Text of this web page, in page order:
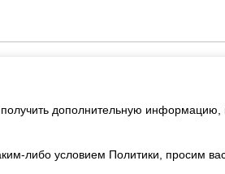
дополнительную
либо условием Политики, просим